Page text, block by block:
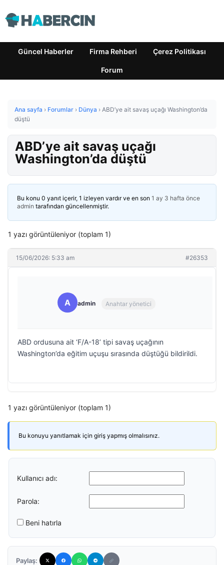
Güncel Haberler Firma Rehberi Çerez Politikası
Forum
Ana sayfa › Forumlar › Dünya › ABD’ye ait savaş uçağı Washington’da
düştü
ABD’ye ait savaş uçağı
Washington’da düştü
Bu konu 0 yanıt içerir, 1 izleyen vardır ve en son 1 ay 3 hafta önce
admin tarafından güncellenmiştir.
1 yazı görüntüleniyor (toplam 1)
15/06/2026: 5:33 am #26353
A admin Anahtar yönetici
ABD ordusuna ait ‘F/A-18’ tipi savaş uçağının
Washington’da eğitim uçuşu sırasında düştüğü bildirildi.
1 yazı görüntüleniyor (toplam 1)
Bu konuyu yanıtlamak için giriş yapmış olmalısınız.
Kullanıcı adı:
Parola:
Beni hatırla
Paylaş: